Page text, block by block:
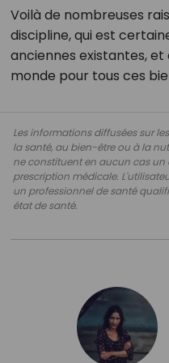
Voilà de nombreuses
discipline, qui est
anciennes existantes, et
monde pour tous ces
Les informations diffusées sur
la santé, au bien-être ou à la
ne constituent en aucun cas
prescription médicale.
un professionnel de santé
état de santé.